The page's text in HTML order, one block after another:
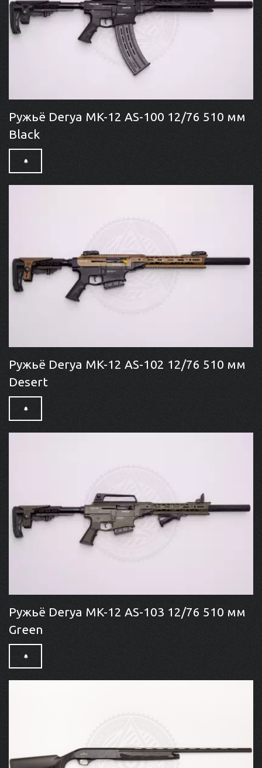
Ружьё Derya MK-12 AS-100 12/76 510 мм
Black
Ружьё Derya MK-12 AS-102 12/76 510 мм
Desert
Ружьё Derya MK-12 AS-103 12/76 510 мм
Green